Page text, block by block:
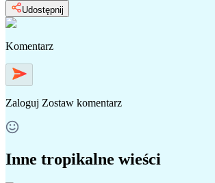
Udostępnij
Komentarz
Zaloguj Zostaw komentarz
Inne tropikalne wieści